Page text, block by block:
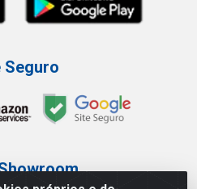
Seguro